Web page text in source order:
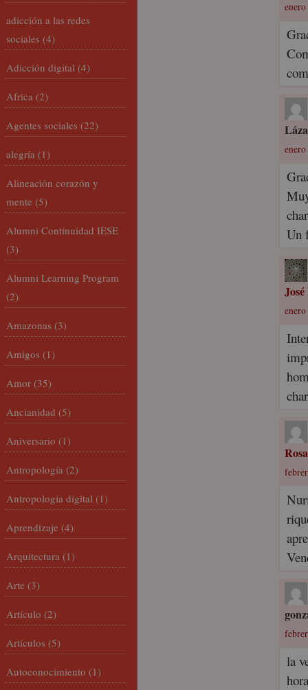
Un
la
adicción a las redes
sociales (4)
Adicción digital (4)
Africa (2)
Agentes sociales (22)
alegría (1)
Alineación corazón y
mente (5)
Alumni Continuidad IESE
(3)
Alumni Learning Program
(2)
Amazonas (3)
Amigos (1)
Amor (35)
Ancianidad (5)
Aniversario (1)
Antropología (2)
Antropología digital (1)
Aprendizaje (4)
Arquitectura (1)
Arte (3)
Artículo (2)
Artículos (5)
Autoconocimiento (1)